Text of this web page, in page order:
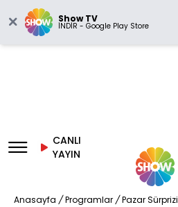
Show TV
İNDİR - Google Play Store
CANLI
YAYIN
Anasayfa / Programlar / Pazar Sürprizi